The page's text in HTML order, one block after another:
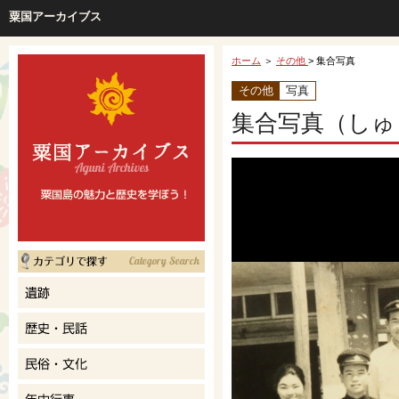
粟国アーカイブス
ホーム ＞ その他 > 集合写真
その他 写真
集合写真（し